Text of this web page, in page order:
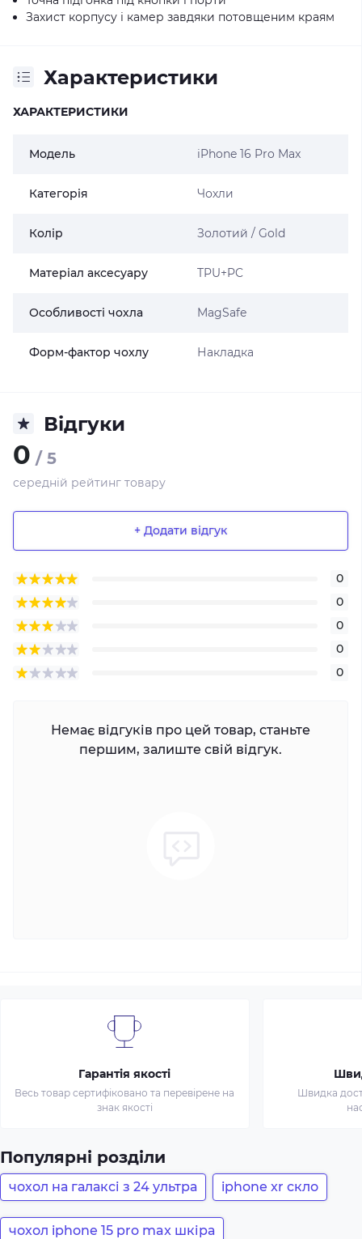
Захист корпусу і камер завдяки потовщеним краям
Характеристики
ХАРАКТЕРИСТИКИ
Модель iPhone 16 Pro Max
Категорія Чохли
Колір Золотий / Gold
Матеріал аксесуару TPU+PC
Особливості чохла MagSafe
Форм-фактор чохлу Накладка
Відгуки
0 / 5
середній рейтинг товару
+ Додати відгук
0
0
0
0
0
Немає відгуків про цей товар, станьте
першим, залиште свій відгук.
Гарантія якості
Весь товар сертифіковано та перевірене на
знак якості
Швидка
Популярні розділи
чохол на галаксі з 24 ультра iphone xr скло
чохол iphone 15 pro max шкіра